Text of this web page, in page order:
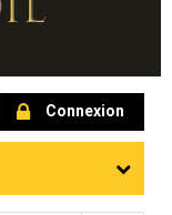
Connexion